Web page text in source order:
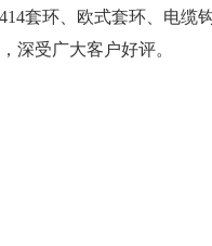
套环、欧式套环、电缆
深受广大客户好评。